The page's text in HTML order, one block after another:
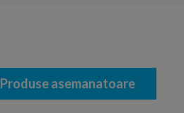
Produse asemanatoare